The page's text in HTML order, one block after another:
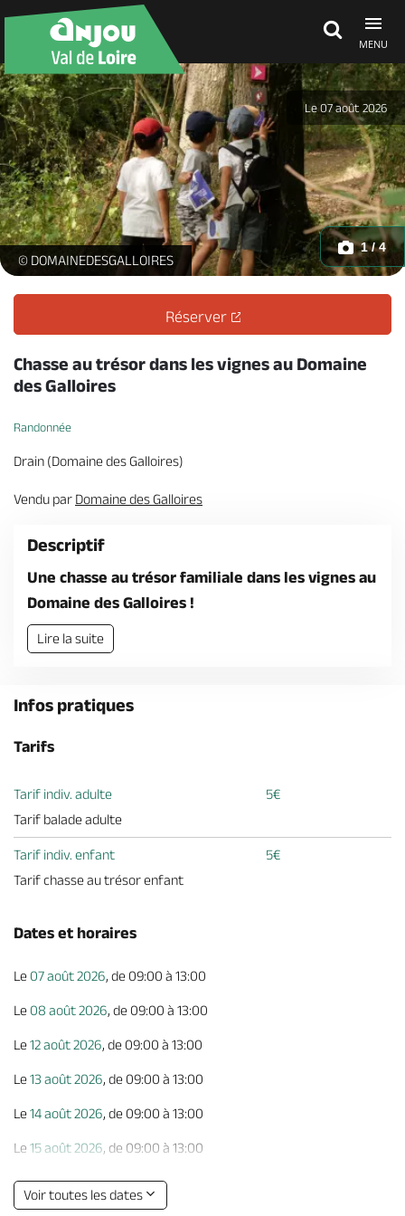
MENU
Découvrir
À voir, à faire
Agenda
Dormir, manger
Séjours, cadeaux
Brochures & Cartes
chasse_au_trésor_balade_enfant_domaine_des_galloires -
© DOMAINEDESGALLOIRES
1 / 4
Le 07 août 2026
Réserver
Chasse au trésor dans les vignes au Domaine
des Galloires
Randonnée
Drain (Domaine des Galloires)
Vendu par Domaine des Galloires
Descriptif
Une chasse au trésor familiale dans les vignes au
Domaine des Galloires !
Lire la suite
Infos pratiques
Tarifs
Tarif indiv. adulte
5€
Tarif balade adulte
Tarif indiv. enfant
5€
Tarif chasse au trésor enfant
Dates et horaires
Le 07 août 2026, de 09:00 à 13:00
Le 08 août 2026, de 09:00 à 13:00
Le12 août 2026, de 09:00 à 13:00
Le13 août 2026, de 09:00 à 13:00
Le14 août 2026, de 09:00 à 13:00
Le 15 août 2026, de 09:00 à 13:00
Le19 août 2026, de 09:00 à 13:00
Voir toutes les dates